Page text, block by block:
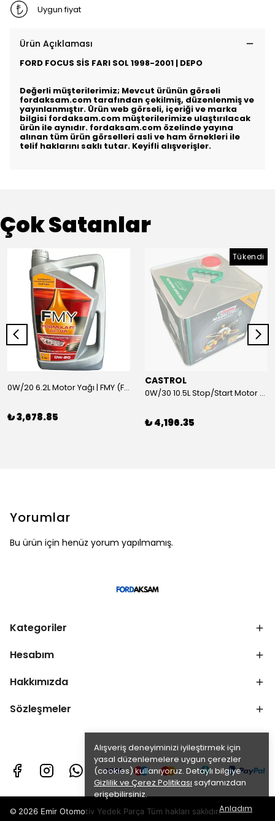
Alışveriş deneyiminizi iyileştirmek için
yasal düzenlemelere uygun çerezler
(cookies) kullanıyoruz. Detaylı bilgiye
Gizlilik ve Çerez Politikası sayfamızdan
erişebilirsiniz.
Anladım
Uygun fiyat
Ürün Açıklaması
FORD FOCUS SİS FARI SOL 1998-2001 | DEPO
Değerli müşterilerimiz; Mevcut ürünün görseli
fordaksam.com tarafından çekilmiş, düzenlenmiş ve
yayınlanmıştır. Ürün web görseli, içeriği ve marka
bilgisi fordaksam.com müşterilerimize ulaştırılacak
ürün ile aynıdır. fordaksam.com özelinde yayına
alınan tüm ürün görselleri asli ve ham örnekleri ile
telif haklarını saklı tutar. Keyifli alışverişler.
Çok Satanlar
0W/20 6.2L Motor Yağı | FMY (Ford Motor Yağları)
₺ 3,678.85
Tükendi
CASTROL
0W/30 10.5L Stop/Start Motor Yağı | CASTROL
₺ 4,196.35
Yorumlar
Bu ürün için henüz yorum yapılmamış.
Kategoriler
Hesabım
Hakkımızda
Sözleşmeler
© 2026 Emir Otomotiv Yedek Parça Tüm hakları saklıdır.